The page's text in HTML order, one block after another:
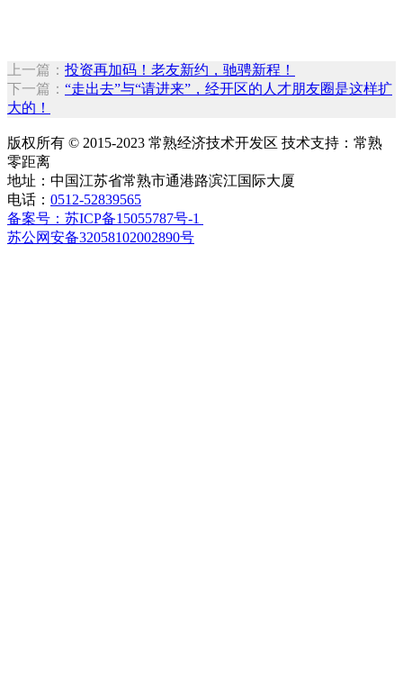
上一篇： 投资再加码！老友新约，驰骋新程！
下一篇： “走出去”与“请进来”，经开区的人才朋友圈是这样扩
大的！
版权所有 © 2015-2023 常熟经济技术开发区 技术支持：常熟
零距离
地址：中国江苏省常熟市通港路滨江国际大厦
电话： 0512-52839565
备案号：苏ICP备15055787号-1
苏公网安备32058102002890号